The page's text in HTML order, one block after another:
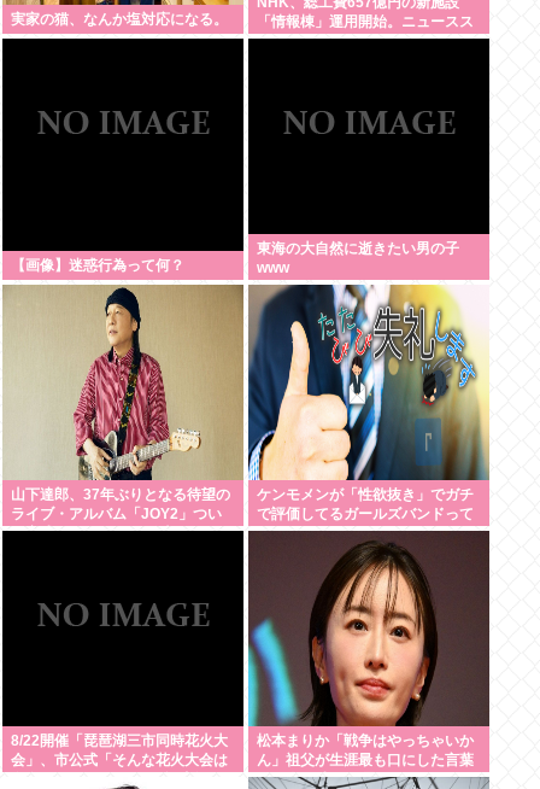
実家の猫、なんか塩対応になる。
「情報棟」運用開始。ニュースス
タジオがスケスケになる
【画像】迷惑行為って何？
東海の大自然に逝きたい男の子
www
山下達郎、37年ぶりとなる待望の
ライブ・アルバム「JOY2」つい
に完成、10月14日に発売
ケンモメンが「性欲抜き」でガチ
で評価してるガールズバンドって
何？
8/22開催「琵琶湖三市同時花火大
会」、市公式「そんな花火大会は
松本まりか「戦争はやっちゃいか
ん」祖父が生涯最も口にした言葉
を紹介 平和への思いをつづる